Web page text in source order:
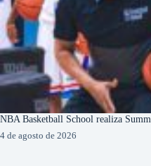
NBA Basketball School realiza
4 de agosto de 2026